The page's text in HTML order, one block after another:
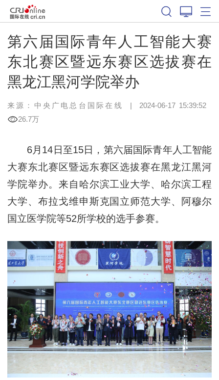
第六届国际青年人工智能大赛
东北赛区暨远东赛区选拔赛在
黑龙江黑河学院举办
来源：中央广电总台国际在线 | 2024-06-17 15:39:52
26.7万
6月14日至15日，第六届国际青年人工智能
大赛东北赛区暨远东赛区选拔赛在黑龙江黑河
学院举办。来自哈尔滨工业大学、哈尔滨工程
大学、布拉戈维申斯克国立师范大学、阿穆尔
国立医学院等52所学校的选手参赛。